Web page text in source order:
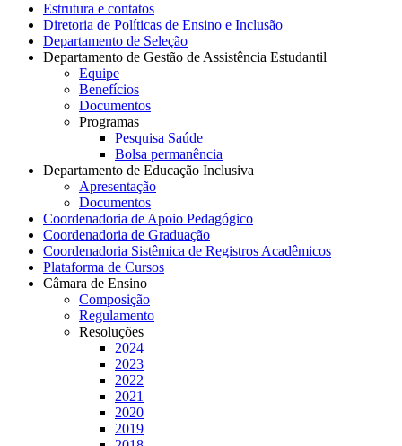
Estrutura e contatos
Diretoria de Políticas de Ensino e Inclusão
Departamento de Seleção
Departamento de Gestão de Assistência Estudantil
Equipe
Benefícios
Documentos
Programas
Pesquisa Saúde
Bolsa permanência
Departamento de Educação Inclusiva
Apresentação
Documentos
Coordenadoria de Apoio Pedagógico
Coordenadoria de Graduação
Coordenadoria Sistêmica de Registros Acadêmicos
Plataforma de Cursos
Câmara de Ensino
Composição
Regulamento
Resoluções
2024
2023
2022
2021
2020
2019